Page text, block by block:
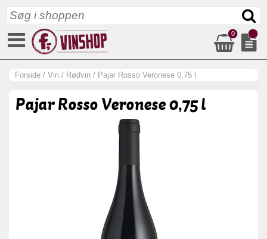
0
Forside / Vin / Rødvin / Pajar Rosso Veronese 0,75 l
Pajar Rosso Veronese 0,75 l